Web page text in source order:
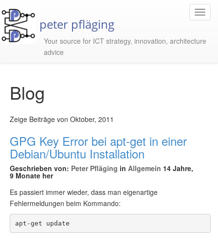
peter pfläging
Your source for ICT strategy, innovation, architecture
advice
Blog
Zeige Beiträge von Oktober, 2011
GPG Key Error bei apt-get in einer
Debian/Ubuntu Installation
Geschrieben von: Peter Pfläging in Allgemein 14 Jahre,
9 Monate her
Es passiert immer wieder, dass man eigenartige
Fehlermeldungen beim Kommando:
apt-get update